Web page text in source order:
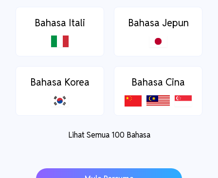
Bahasa Itali Bahasa Jepun
Bahasa Korea Bahasa Cina
Lihat Semua 100 Bahasa